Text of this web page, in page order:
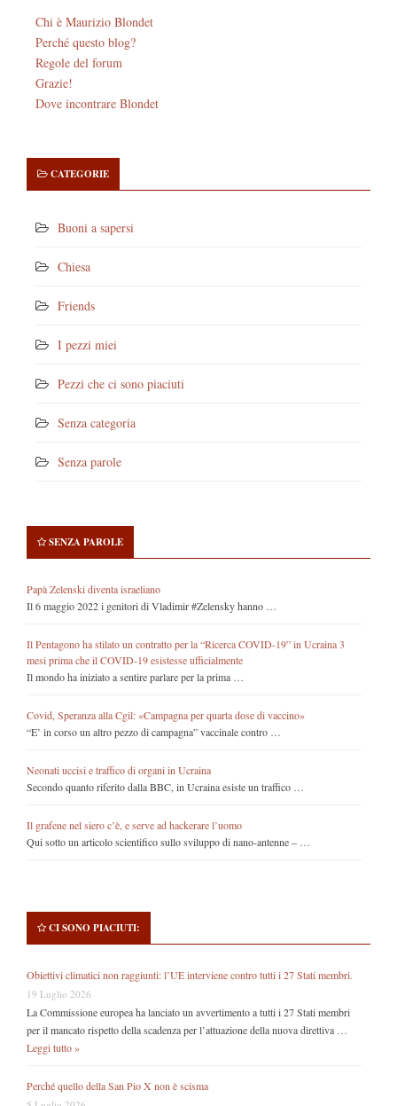
Chi è Maurizio Blondet
Perché questo blog?
Regole del forum
Grazie!
Dove incontrare Blondet
CATEGORIE
Buoni a sapersi
Chiesa
Friends
I pezzi miei
Pezzi che ci sono piaciuti
Senza categoria
Senza parole
SENZA PAROLE
Papà Zelenski diventa israeliano
Il 6 maggio 2022 i genitori di Vladimir #Zelensky hanno …
Il Pentagono ha stilato un contratto per la “Ricerca COVID-19” in Ucraina 3
mesi prima che il COVID-19 esistesse ufficialmente
Il mondo ha iniziato a sentire parlare per la prima …
Covid, Speranza alla Cgil: «Campagna per quarta dose di vaccino»
“E’ in corso un altro pezzo di campagna” vaccinale contro …
Neonati uccisi e traffico di organi in Ucraina
Secondo quanto riferito dalla BBC, in Ucraina esiste un traffico …
Il grafene nel siero c’è, e serve ad hackerare l’uomo
Qui sotto un articolo scientifico sullo sviluppo di nano-antenne – …
CI SONO PIACIUTI:
Obiettivi climatici non raggiunti: l’UE interviene contro tutti i 27 Stati membri.
19 Luglio 2026
La Commissione europea ha lanciato un avvertimento a tutti i 27 Stati membri
per il mancato rispetto della scadenza per l’attuazione della nuova direttiva …
Leggi tutto »
Perché quello della San Pio X non è scisma